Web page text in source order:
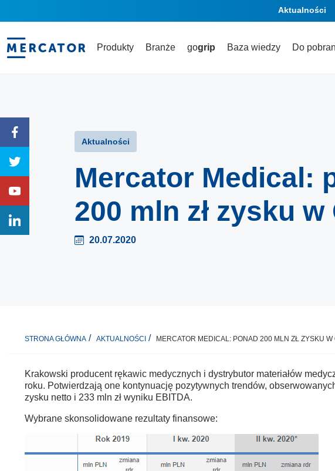
Aktualności
Produkty Branże gogrip Baza wiedzy Do
Aktualności
Mercator Medical:
200 mln zł zysku w
20.07.2020
STRONA GŁÓWNA AKTUALNOŚCI MERCATOR MEDICAL: PONAD 200 MLN ZŁ ZYSKU W
Krakowski producent rękawic medycznych i dystrybutor materiałów
roku. Potwierdzają one kontynuację pozytywnych trendów,
zysku netto i 233 mln zł wyniku EBITDA.
Wybrane skonsolidowane rezultaty finansowe: